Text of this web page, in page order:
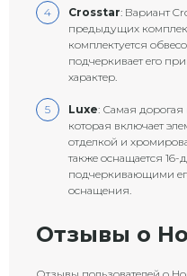
Crosstar: Вариант
предыдущих
комплектуется
подчеркивает его
характер.
Luxe: Самая
которая включает
отделкой и
также оснащается
подчеркивающими
оснащения.
Отзывы о